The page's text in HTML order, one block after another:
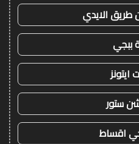
الايدي
ببجي
ايتونز
ستور
اقساط